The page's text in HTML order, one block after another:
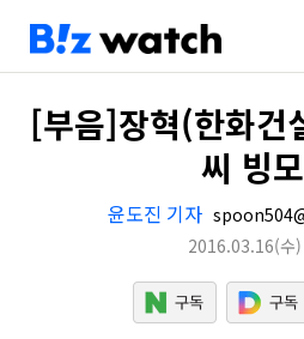
[부음]장혁(한화건
씨 빙
윤도진 기자
2016.03.16(수)